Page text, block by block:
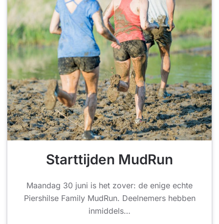
Starttijden MudRun
Maandag 30 juni is het zover: de enige echte
Piershilse Family MudRun. Deelnemers hebben
inmiddels…